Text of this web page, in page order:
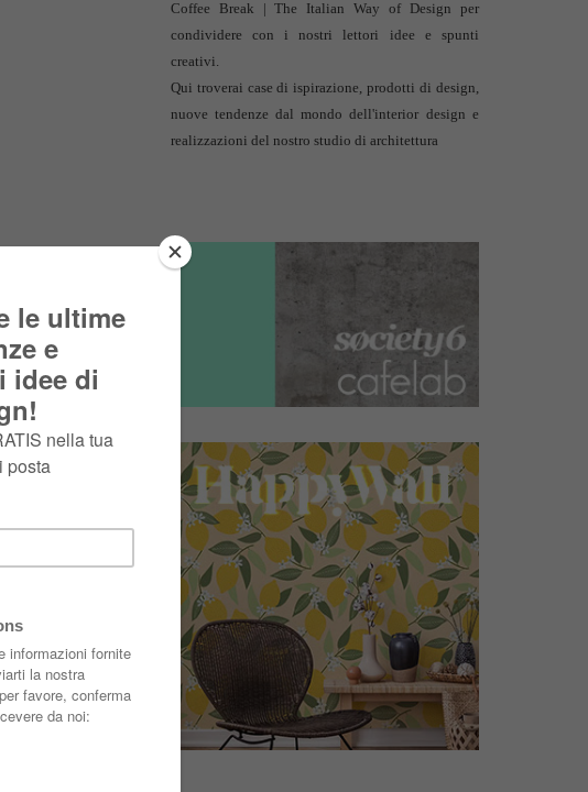
Coffee Break | The Italian Way of Design per
condividere con i nostri lettori idee e spunti
creativi.
Qui troverai case di ispirazione, prodotti di design,
nuove tendenze dal mondo dell'interior design e
realizzazioni del nostro studio di architettura